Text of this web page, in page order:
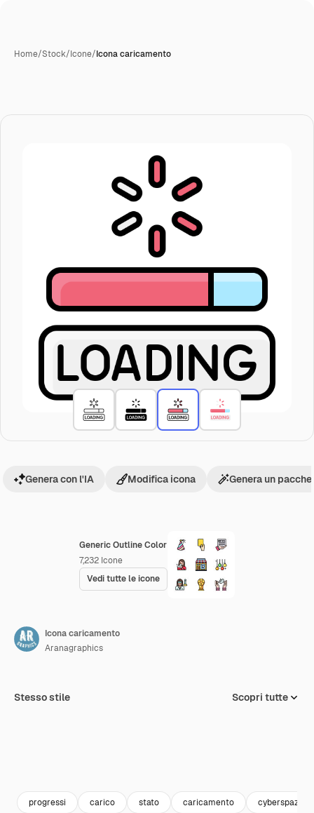
Home/Stock/Icone/Icona caricamento
Generic Outline Color
7,232 Icone
Vedi tutte le icone
Genera con l'IA Modifica icona Genera un
Icona caricamento
Aranagraphics
Stesso stile Scopri tutte
progressi carico stato caricamento cyberspazio